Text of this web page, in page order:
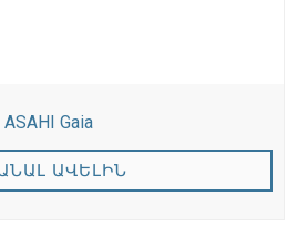
ASAHI Gaia
ԱՎԵԼԻՆ